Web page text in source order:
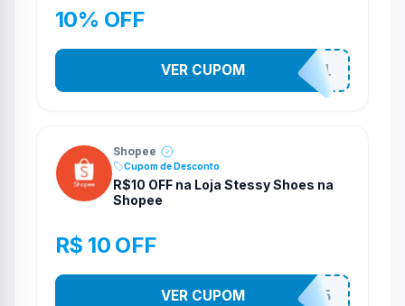
10% OFF
STES2541
VER CUPOM
Shopee
Cupom de Desconto
R$10 OFF na Loja Stessy Shoes na
Shopee
R$ 10 OFF
STES2525
VER CUPOM